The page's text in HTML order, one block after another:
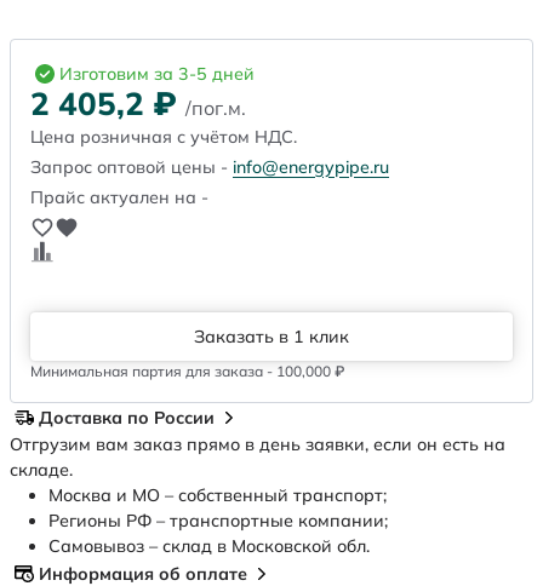
Изготовим за 3-5 дней
2 405,2 ₽ /пог.м.
Цена розничная с учётом НДС.
Запрос оптовой цены - info@energypipe.ru
Прайс актуален на -
Заказать в 1 клик
Минимальная партия для заказа - 100,000 ₽
Доставка по России
Отгрузим вам заказ прямо в день заявки, если он есть на
складе.
Москва и МО – собственный транспорт;
Регионы РФ – транспортные компании;
Самовывоз – склад в Московской обл.
Информация об оплате